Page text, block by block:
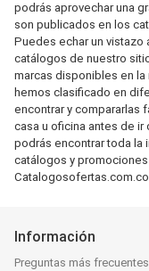
podrás aprovechar una
son publicados en los
Puedes echar un
catálogos de nuestro
marcas disponibles en la
hemos clasificado en
encontrar y compararlas
casa u oficina antes de
podrás encontrar toda la
catálogos y
Catalogosofertas.com.co
Información
Preguntas más frecuentes